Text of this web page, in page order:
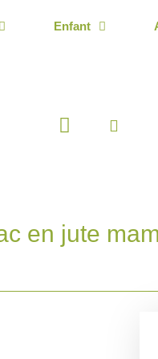
Enfant
Panier
en jute